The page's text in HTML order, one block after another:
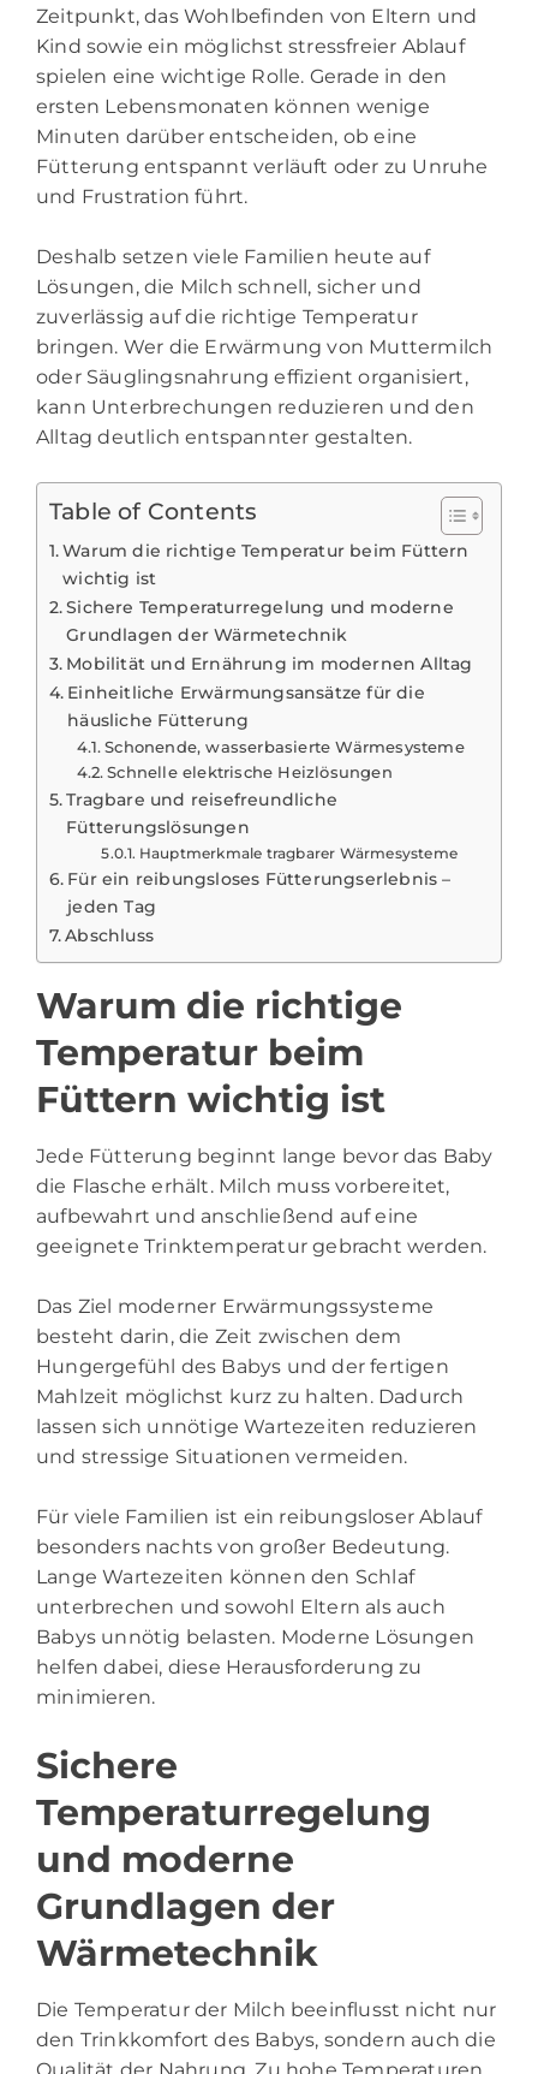
Zeitpunkt, das Wohlbefinden von Eltern und
Kind sowie ein möglichst stressfreier Ablauf
spielen eine wichtige Rolle. Gerade in den
ersten Lebensmonaten können wenige
Minuten darüber entscheiden, ob eine
Fütterung entspannt verläuft oder zu Unruhe
und Frustration führt.
Deshalb setzen viele Familien heute auf
Lösungen, die Milch schnell, sicher und
zuverlässig auf die richtige Temperatur
bringen. Wer die Erwärmung von Muttermilch
oder Säuglingsnahrung effizient organisiert,
kann Unterbrechungen reduzieren und den
Alltag deutlich entspannter gestalten.
Table of Contents
Warum die richtige Temperatur beim Füttern
wichtig ist
Sichere Temperaturregelung und moderne
Grundlagen der Wärmetechnik
Mobilität und Ernährung im modernen Alltag
Einheitliche Erwärmungsansätze für die
häusliche Fütterung
Schonende, wasserbasierte Wärmesysteme
Schnelle elektrische Heizlösungen
Tragbare und reisefreundliche
Fütterungslösungen
Hauptmerkmale tragbarer Wärmesysteme
Für ein reibungsloses Fütterungserlebnis –
jeden Tag
Abschluss
Warum die richtige
Temperatur beim
Füttern wichtig ist
Jede Fütterung beginnt lange bevor das Baby
die Flasche erhält. Milch muss vorbereitet,
aufbewahrt und anschließend auf eine
geeignete Trinktemperatur gebracht werden.
Das Ziel moderner Erwärmungssysteme
besteht darin, die Zeit zwischen dem
Hungergefühl des Babys und der fertigen
Mahlzeit möglichst kurz zu halten. Dadurch
lassen sich unnötige Wartezeiten reduzieren
und stressige Situationen vermeiden.
Für viele Familien ist ein reibungsloser Ablauf
besonders nachts von großer Bedeutung.
Lange Wartezeiten können den Schlaf
unterbrechen und sowohl Eltern als auch
Babys unnötig belasten. Moderne Lösungen
helfen dabei, diese Herausforderung zu
minimieren.
Sichere
Temperaturregelung
und moderne
Grundlagen der
Wärmetechnik
Die Temperatur der Milch beeinflusst nicht nur
den Trinkkomfort des Babys, sondern auch die